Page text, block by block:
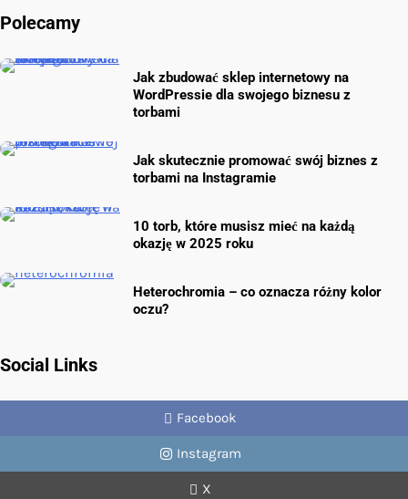
Polecamy
Jak zbudować sklep internetowy na
WordPressie dla swojego biznesu z
torbami
Jak skutecznie promować swój biznes z
torbami na Instagramie
10 torb, które musisz mieć na każdą
okazję w 2025 roku
Heterochromia – co oznacza różny kolor
oczu?
Social Links
Facebook
Instagram
X